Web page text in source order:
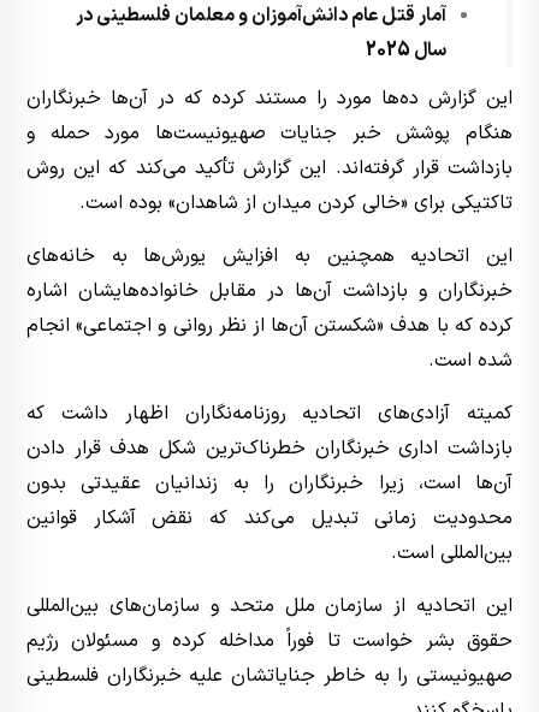
آمار قتل عام دانش‌آموزان و معلمان فلسطینی در
سال 2025
این گزارش ده‌ها مورد را مستند کرده که در آن‌ها خبرنگاران
هنگام پوشش خبر جنایات صهیونیست‌ها مورد حمله و
بازداشت قرار گرفته‌اند. این گزارش تأکید می‌کند که این روش
تاکتیکی برای «خالی کردن میدان از شاهدان» بوده است.
این اتحادیه همچنین به افزایش یورش‌ها به خانه‌های
خبرنگاران و بازداشت آن‌ها در مقابل خانواده‌هایشان اشاره
کرده که با هدف «شکستن آن‌ها از نظر روانی و اجتماعی» انجام
شده است.
کمیته آزادی‌های اتحادیه روزنامه‌نگاران اظهار داشت که
بازداشت اداری خبرنگاران خطرناک‌ترین شکل هدف قرار دادن
آن‌ها است، زیرا خبرنگاران را به زندانیان عقیدتی بدون
محدودیت زمانی تبدیل می‌کند که نقض آشکار قوانین
بین‌المللی است.
این اتحادیه از سازمان ملل متحد و سازمان‌های بین‌المللی
حقوق بشر خواست تا فوراً مداخله کرده و مسئولان رژیم
صهیونیستی را به خاطر جنایاتشان علیه خبرنگاران فلسطینی